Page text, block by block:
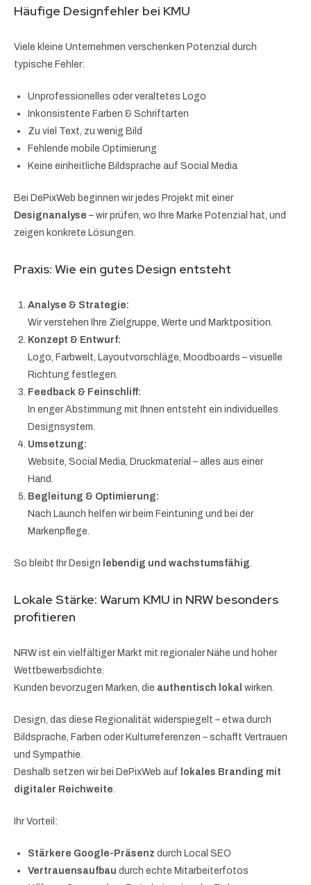
Häufige Designfehler bei KMU
Viele kleine Unternehmen verschenken Potenzial durch
typische Fehler:
Unprofessionelles oder veraltetes Logo
Inkonsistente Farben & Schriftarten
Zu viel Text, zu wenig Bild
Fehlende mobile Optimierung
Keine einheitliche Bildsprache auf Social Media
Bei DePixWeb beginnen wir jedes Projekt mit einer
Designanalyse – wir prüfen, wo Ihre Marke Potenzial hat, und
zeigen konkrete Lösungen.
Praxis: Wie ein gutes Design entsteht
Analyse & Strategie:
Wir verstehen Ihre Zielgruppe, Werte und Marktposition.
Konzept & Entwurf:
Logo, Farbwelt, Layoutvorschläge, Moodboards – visuelle
Richtung festlegen.
Feedback & Feinschliff:
In enger Abstimmung mit Ihnen entsteht ein individuelles
Designsystem.
Umsetzung:
Website, Social Media, Druckmaterial – alles aus einer
Hand.
Begleitung & Optimierung:
Nach Launch helfen wir beim Feintuning und bei der
Markenpflege.
So bleibt Ihr Design lebendig und wachstumsfähig.
Lokale Stärke: Warum KMU in NRW besonders
profitieren
NRW ist ein vielfältiger Markt mit regionaler Nähe und hoher
Wettbewerbsdichte.
Kunden bevorzugen Marken, die authentisch lokal wirken.
Design, das diese Regionalität widerspiegelt – etwa durch
Bildsprache, Farben oder Kulturreferenzen – schafft Vertrauen
und Sympathie.
Deshalb setzen wir bei DePixWeb auf lokales Branding mit
digitaler Reichweite.
Ihr Vorteil:
Stärkere Google-Präsenz durch Local SEO
Vertrauensaufbau durch echte Mitarbeiterfotos